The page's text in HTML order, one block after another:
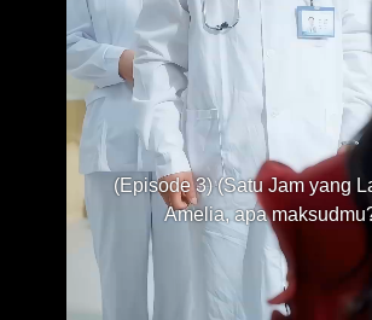
(Episode 3) (Satu Jam yang
Amelia, apa